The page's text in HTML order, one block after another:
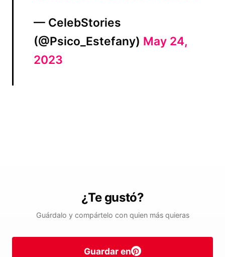
— CelebStories
(@Psico_Estefany) May 24,
2023
¿Te gustó?
Guárdalo y compártelo con quien más quieras
Guardar en